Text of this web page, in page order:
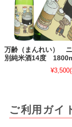
万齢（まんれい）
別純米酒14度
¥3,500
ご利用ガイ